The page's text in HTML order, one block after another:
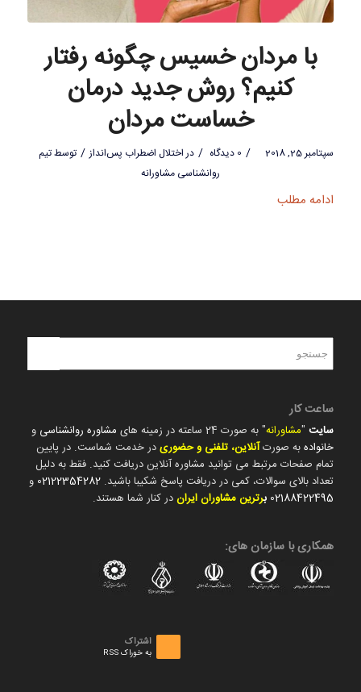
با مردان خسیس چگونه رفتار
کنیم؟ روش جدید درمان
خساست مردان
سپتامبر 25, 2018 / 0 دیدگاه / در اختلال اضطراب پس‌انداز / توسطتیم
روانشناسی مشاورانه
ادامه مطلب
ساعت کار
سایت"مشاورانه" به صورت 24 ساعته در زمینه های مشاوره روانشناسی و
خانوادهبه صورتآنلاین، تلفنی و حضوریدر خدمت شماست. در پایین
تمام صفحات مرتبط می توانید مشاوره آنلاین دریافت کنید. فقط به دلیل
تعداد بالای سوالات، کمی در دریافت پاسخ شکیبا باشید. 02122354282 و
02188422495 برترین مشاوران ایراندر کنار شما هستند.
همکاری با سازمان های:
اشتراک
به خوراک RSS